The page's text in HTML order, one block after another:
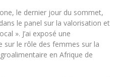
le dernier jour du sommet,
le panel sur la valorisation et
». J’ai exposé une
sur le rôle des femmes sur la
en Afrique de